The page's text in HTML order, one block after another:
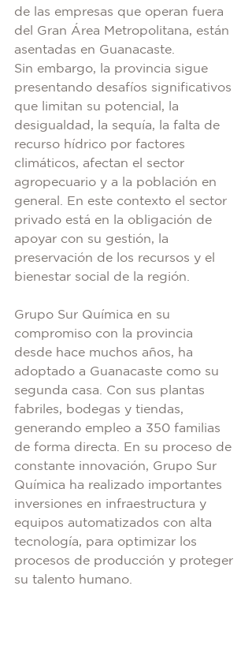
de las empresas que operan fuera
del Gran Área Metropolitana, están
asentadas en Guanacaste.
Sin embargo, la provincia sigue
presentando desafíos significativos
que limitan su potencial, la
desigualdad, la sequía, la falta de
recurso hídrico por factores
climáticos, afectan el sector
agropecuario y a la población en
general. En este contexto el sector
privado está en la obligación de
apoyar con su gestión, la
preservación de los recursos y el
bienestar social de la región.
Grupo Sur Química en su
compromiso con la provincia
desde hace muchos años, ha
adoptado a Guanacaste como su
segunda casa. Con sus plantas
fabriles, bodegas y tiendas,
generando empleo a 350 familias
de forma directa. En su proceso de
constante innovación, Grupo Sur
Química ha realizado importantes
inversiones en infraestructura y
equipos automatizados con alta
tecnología, para optimizar los
procesos de producción y proteger
su talento humano.